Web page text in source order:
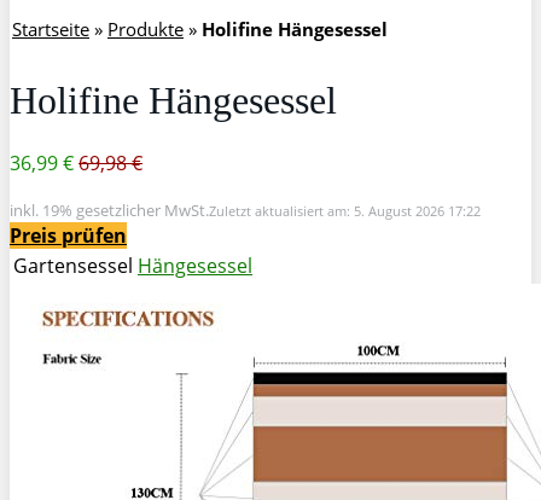
Startseite » Produkte » Holifine Hängesessel
Holifine Hängesessel
36,99 €69,98 €
inkl. 19% gesetzlicher MwSt.Zuletzt aktualisiert am: 5. August 2026 17:22
Preis prüfen
Gartensessel Hängesessel